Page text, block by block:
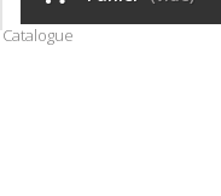
Catalogue